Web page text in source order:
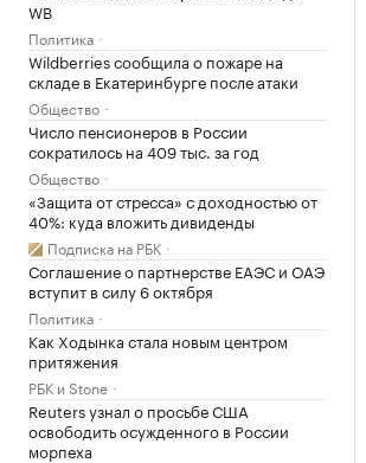
WB
Политика
Wildberries сообщила о пожаре на
складе в Екатеринбурге после атаки
Общество
Число пенсионеров в России
сократилось на 409 тыс. за год
Общество
«Защита от стресса» с доходностью от
40%: куда вложить дивиденды
Подписка на РБК
Соглашение о партнерстве ЕАЭС и ОАЭ
вступит в силу 6 октября
Политика
Как Ходынка стала новым центром
притяжения
РБК и Stone
Reuters узнал о просьбе США
освободить осужденного в России
морпеха